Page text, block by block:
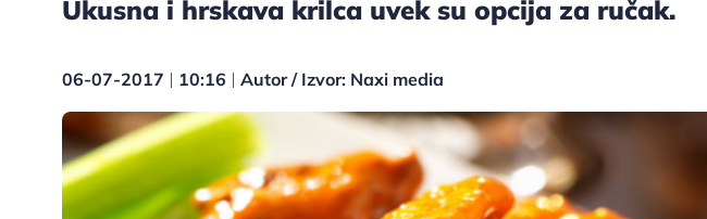
Ukusna i hrskava krilca uvek su opcija za ručak.
06-07-2017 10:16 Autor / Izvor: Naxi media